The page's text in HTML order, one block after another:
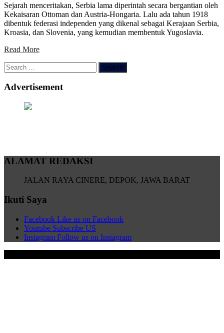
Sejarah menceritakan, Serbia lama diperintah secara bergantian oleh
Kekaisaran Ottoman dan Austria-Hongaria. Lalu ada tahun 1918
dibentuk federasi independen yang dikenal sebagai Kerajaan Serbia,
Kroasia, dan Slovenia, yang kemudian membentuk Yugoslavia.
Read More
Search
for:
Advertisement
ALAMAT REDAKSI
JALAN RAYA CINERE, DEPOK, JAWA BARAT
Ikuti Saya
Facebook Like us on Facebook
Youtube Subscribe US
Instagram Follow us on Instagram